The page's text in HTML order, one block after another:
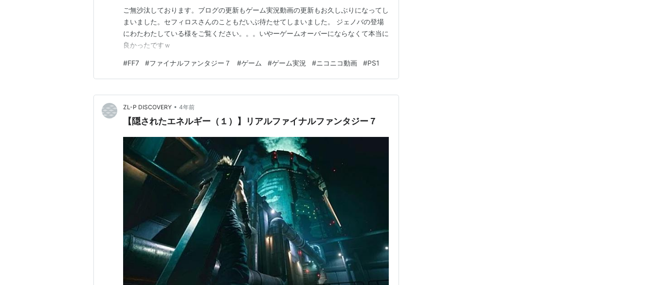
ご無沙汰しております。ブログの更新もゲーム実況動画の更新もお久しぶりになってし
まいました。セフィロスさんのこともだいぶ待たせてしまいました。 ジェノバの登場
にわたわたしている様をご覧ください。。。いやーゲームオーバーにならなくて本当に
良かったですｗ
#FF7 #ファイナルファンタジー７ #ゲーム #ゲーム実況 #ニコニコ動画 #PS1
ZL-P DISCOVERY • 4年前
【隠されたエネルギー（１）】リアルファイナルファンタジー７